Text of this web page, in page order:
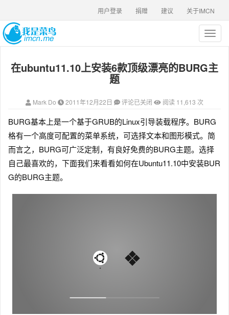
关于IMCN
建议
捐赠
用户登录
T
o
g
l
v
i
g
a
i
在ubuntu11.10上安装6款顶级漂亮的BURG主
题
Mark Do 2011年12月22日 评论已关闭 阅读 11,613 次
BURG基本上是一个基于GRUB的Linux引导装载程序。BURG
格有一个高度可配置的菜单系统，可选择文本和图形模式。简
而言之，BURG可广泛定制，有良好免费的BURG主题。选择
自己最喜欢的，下面我们来看看如何在Ubuntu11.10中安装BUR
G的BURG主题。